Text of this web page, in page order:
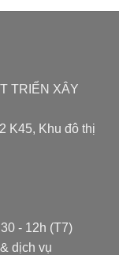
TRIỂN XÂY
K45, Khu đô thị
- 12h (T7)
dịch vụ